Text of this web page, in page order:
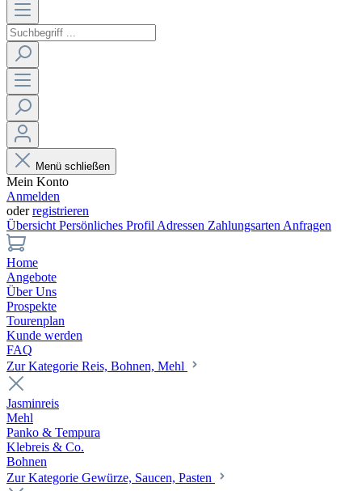
Menü schließen
Mein Konto
Anmelden
oderregistrieren
Übersicht Persönliches Profil Adressen Zahlungsarten Anfragen
Home
Angebote
Über Uns
Prospekte
Tourenplan
Kunde werden
FAQ
Zur Kategorie Reis, Bohnen, Mehl
Jasminreis
Mehl
Panko & Tempura
Klebreis & Co.
Bohnen
Zur Kategorie Gewürze, Saucen, Pasten